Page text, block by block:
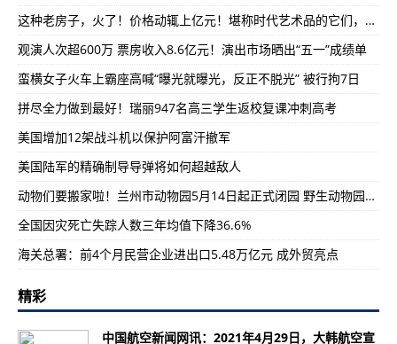
这种老房子，火了！价格动辄上亿元！堪称时代艺术品的它们，还会涨价吗？
观演人次超600万 票房收入8.6亿元！演出市场晒出“五一”成绩单
蛮横女子火车上霸座高喊“曝光就曝光，反正不脱光” 被行拘7日
拼尽全力做到最好！瑞丽947名高三学生返校复课冲刺高考
美国增加12架战斗机以保护阿富汗撤军
美国陆军的精确制导导弹将如何超越敌人
动物们要搬家啦！兰州市动物园5月14日起正式闭园 野生动物园10月前开放
全国因灾死亡失踪人数三年均值下降36.6%
海关总署：前4个月民营企业进出口5.48万亿元 成外贸亮点
精彩
中国航空新闻网讯：2021年4月29日，大韩航空宣